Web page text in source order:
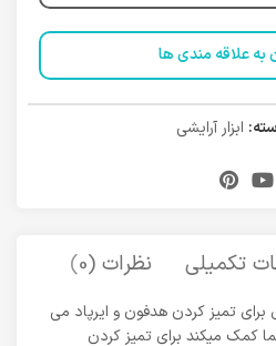
به علاقه مندی ها
ابزار آرایشی
تکمیلی نظرات (0)
برای تمیز کردن هدفون و ایرپاد می
کمک میکند برای تمیز کردن